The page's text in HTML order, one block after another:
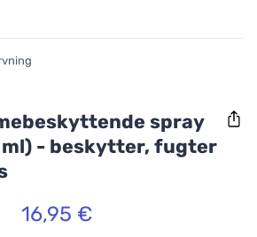
spray
- beskytter, fugter
16,95 €